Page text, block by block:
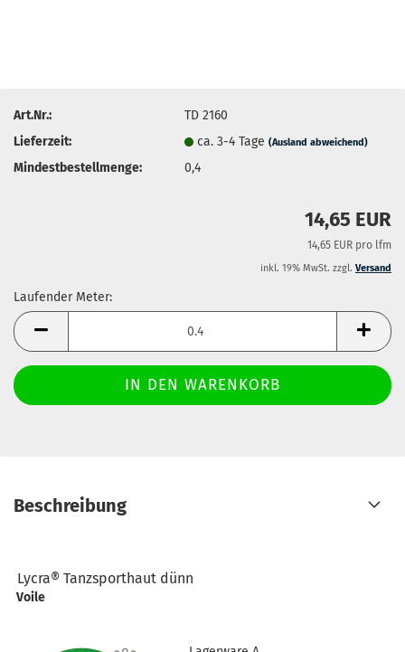
Art.Nr.:
TD 2160
Lieferzeit:
ca. 3-4 Tage(Ausland abweichend)
Mindestbestellmenge: 0,4
14,65 EUR
14,65 EUR pro lfm
inkl. 19% MwSt. zzgl. Versand
Laufender Meter:
Laufender
Meter
Beschreibung
Lycra® Tanzsporthaut dünn
Voile